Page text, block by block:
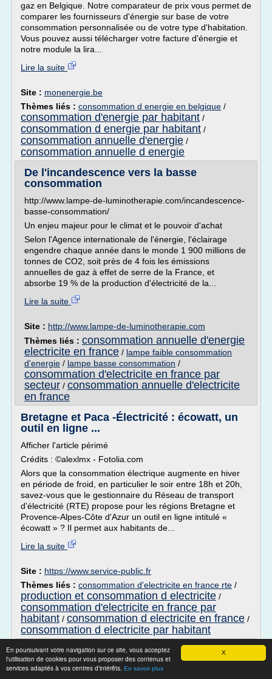
X
En poursuivant votre navigation sur ce site, vous acceptez
l'utilisation de cookies pour vous proposer des contenus et
services adaptés à vos centres d'intérêts. En savoir plus
gaz en Belgique. Notre comparateur de prix vous permet de
comparer les fournisseurs d'énergie sur base de votre
consommation personnalisée ou de votre type d'habitation.
Vous pouvez aussi télécharger votre facture d'énergie et
notre module la lira...
Lire la suite
Site : monenergie.be
Thèmes liés : consommation d energie en belgique /
consommation d'energie par habitant /
consommation d energie par habitant /
consommation annuelle d'energie /
consommation annuelle d energie
De l'incandescence vers la basse
consommation
http://www.lampe-de-luminotherapie.com/incandescence-
basse-consommation/
Un enjeu majeur pour le climat et le pouvoir d'achat
Selon l'Agence internationale de l'énergie, l'éclairage
engendre chaque année dans le monde 1 900 millions de
tonnes de CO2, soit près de 4 fois les émissions
annuelles de gaz à effet de serre de la France, et
absorbe 19 % de la production d'électricité de la...
Lire la suite
Site : http://www.lampe-de-luminotherapie.com
Thèmes liés : consommation annuelle d'energie
electricite en france / lampe faible consommation
d'energie / lampe basse consommation /
consommation d'electricite en france par
secteur / consommation annuelle d'electricite
en france
Bretagne et Paca -Électricité : écowatt, un
outil en ligne ...
Afficher l'article périmé
Crédits : ©alexlmx - Fotolia.com
Alors que la consommation électrique augmente en hiver
en période de froid, en particulier le soir entre 18h et 20h,
savez-vous que le gestionnaire du Réseau de transport
d'électricité (RTE) propose pour les régions Bretagne et
Provence-Alpes-Côte d'Azur un outil en ligne intitulé «
écowatt » ? Il permet aux habitants de...
Lire la suite
Site : https://www.service-public.fr
Thèmes liés : consommation d'electricite en france rte /
production et consommation d electricite /
consommation d'electricite en france par
habitant / consommation d electricite en france /
consommation d electricite par habitant
Consommation électrique, Moyenne,
Habitant, Usages ...